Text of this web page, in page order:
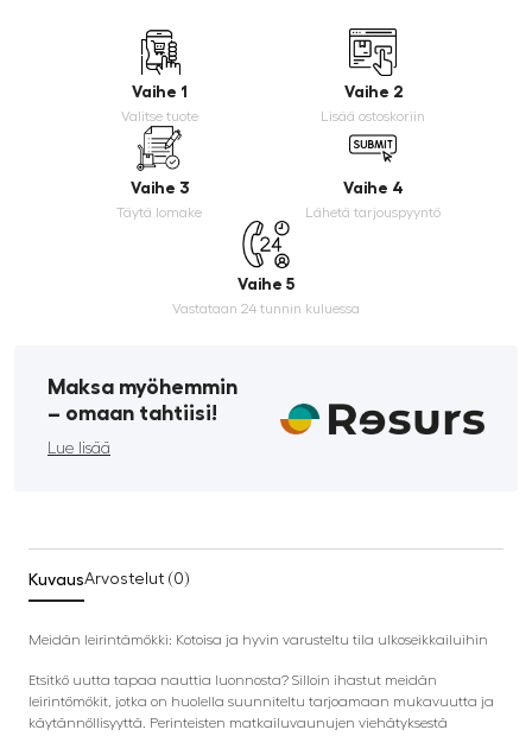
Vaihe 1
Valitse tuote
Vaihe 2
Lisää ostoskoriin
Vaihe 3
Täytä lomake
Vaihe 4
Lähetä tarjouspyyntö
Vaihe 5
Vastataan 24 tunnin kuluessa
Maksa myöhemmin
­– omaan tahtiisi!
Lue lisää
KuvausArvostelut (0)
Meidän leirintämökki: Kotoisa ja hyvin varusteltu tila ulkoseikkailuihin
Etsitkö uutta tapaa nauttia luonnosta? Silloin ihastut meidän
leirintömökit, jotka on huolella suunniteltu tarjoamaan mukavuutta ja
käytännöllisyyttä. Perinteisten matkailuvaunujen viehätyksestä